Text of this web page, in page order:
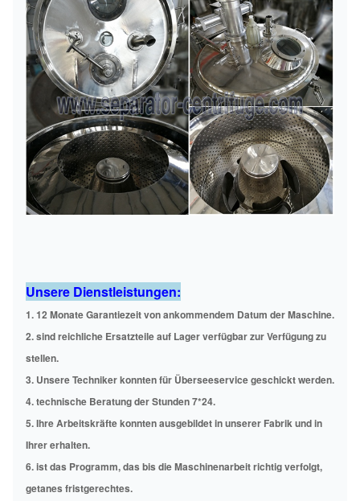
Unsere Dienstleistungen:
1. 12 Monate Garantiezeit von ankommendem Datum der Maschine.
2. sind reichliche Ersatzteile auf Lager verfügbar zur Verfügung zu
stellen.
3. Unsere Techniker konnten für Überseeservice geschickt werden.
4. technische Beratung der Stunden 7*24.
5. Ihre Arbeitskräfte konnten ausgebildet in unserer Fabrik und in
Ihrer erhalten.
6. ist das Programm, das bis die Maschinenarbeit richtig verfolgt,
getanes fristgerechtes.